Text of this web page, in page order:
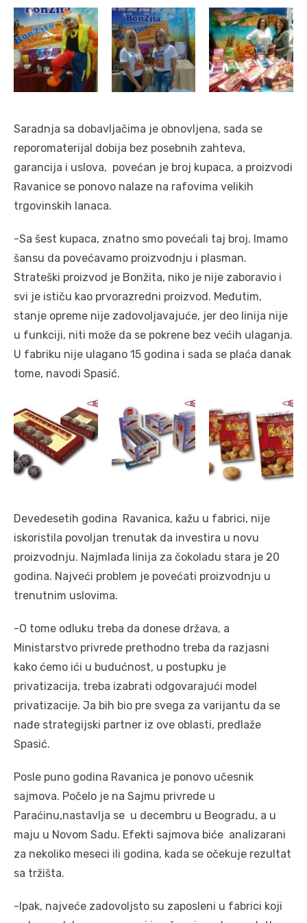
Saradnja sa dobavljačima je obnovljena, sada se
reporomaterijal dobija bez posebnih zahteva,
garancija i uslova, povećan je broj kupaca, a proizvodi
Ravanice se ponovo nalaze na rafovima velikih
trgovinskih lanaca.
-Sa šest kupaca, znatno smo povećali taj broj. Imamo
šansu da povećavamo proizvodnju i plasman.
Strateški proizvod je Bonžita, niko je nije zaboravio i
svi je ističu kao prvorazredni proizvod. Međutim,
stanje opreme nije zadovoljavajuće, jer deo linija nije
u funkciji, niti može da se pokrene bez većih ulaganja.
U fabriku nije ulagano 15 godina i sada se plaća danak
tome, navodi Spasić.
Devedesetih godina Ravanica, kažu u fabrici, nije
iskoristila povoljan trenutak da investira u novu
proizvodnju. Najmlađa linija za čokoladu stara je 20
godina. Najveći problem je povećati proizvodnju u
trenutnim uslovima.
-O tome odluku treba da donese država, a
Ministarstvo privrede prethodno treba da razjasni
kako ćemo ići u budućnost, u postupku je
privatizacija, treba izabrati odgovarajući model
privatizacije. Ja bih bio pre svega za varijantu da se
nađe strategijski partner iz ove oblasti, predlaže
Spasić.
Posle puno godina Ravanica je ponovo učesnik
sajmova. Počelo je na Sajmu privrede u
Paraćinu,nastavlja se u decembru u Beogradu, a u
maju u Novom Sadu. Efekti sajmova biće analizarani
za nekoliko meseci ili godina, kada se očekuje rezultat
sa tržišta.
-Ipak, najveće zadovoljsto su zaposleni u fabrici koji